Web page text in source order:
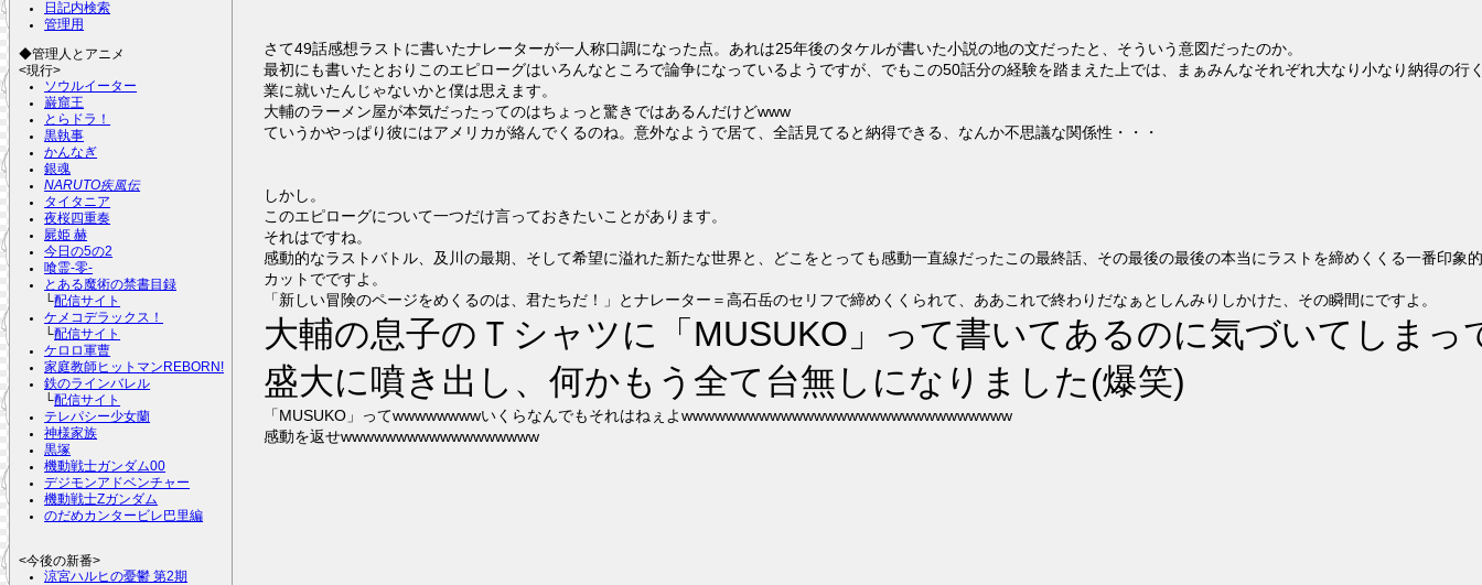
日記内検索
管理用
◆管理人とアニメ
<現行>
ソウルイーター
巌窟王
とらドラ！
黒執事
かんなぎ
銀魂
NARUTO疾風伝
タイタニア
夜桜四重奏
屍姫 赫
今日の5の2
喰霊-零-
とある魔術の禁書目録
└配信サイト
ケメコデラックス！
└配信サイト
ケロロ軍曹
家庭教師ヒットマンREBORN!
鉄のラインバレル
└配信サイト
テレパシー少女蘭
神様家族
黒塚
機動戦士ガンダム00
デジモンアドベンチャー
機動戦士Zガンダム
のだめカンタービレ巴里編
<今後の新番>
涼宮ハルヒの憂鬱 第2期
さて49話感想ラストに書いたナレーターが一人称口調になった点。あれは25年後のタケルが書いた小説の地の文だったと、そういう意図だったのか。
最初にも書いたとおりこのエピローグはいろんなところで論争になっているようですが、でもこの50話分の経験を踏まえた上では、まぁみんなそれぞれ大なり小なり納得の行
業に就いたんじゃないかと僕は思えます。
大輔のラーメン屋が本気だったってのはちょっと驚きではあるんだけどwww
ていうかやっぱり彼にはアメリカが絡んでくるのね。意外なようで居て、全話見てると納得できる、なんか不思議な関係性・・・
しかし。
このエピローグについて一つだけ言っておきたいことがあります。
それはですね。
感動的なラストバトル、及川の最期、そして希望に溢れた新たな世界と、どこをとっても感動一直線だったこの最終話、その最後の最後の本当にラストを締めくくる一番印象
カットでですよ。
「新しい冒険のページをめくるのは、君たちだ！」とナレーター＝高石岳のセリフで締めくくられて、ああこれで終わりだなぁとしんみりしかけた、その瞬間にですよ。
大輔の息子のＴシャツに「MUSUKO」って書いてあるのに気づいてしまっ
盛大に噴き出し、何かもう全て台無しになりました(爆笑)
「MUSUKO」ってwwwwwwwwいくらなんでもそれはねぇよwwwwwwwwwwwwwwwwwwwwwwwwwwwwww
感動を返せwwwwwwwwwwwwwwwwww